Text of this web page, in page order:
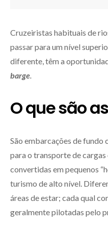
Cruzeiristas habituais de
passar para um nível
diferente, têm a
barge.
O que são as
São embarcações de
para o transporte de
convertidas em pequenos
turismo de alto nível.
áreas de estar; cada qual
geralmente pilotadas pelo